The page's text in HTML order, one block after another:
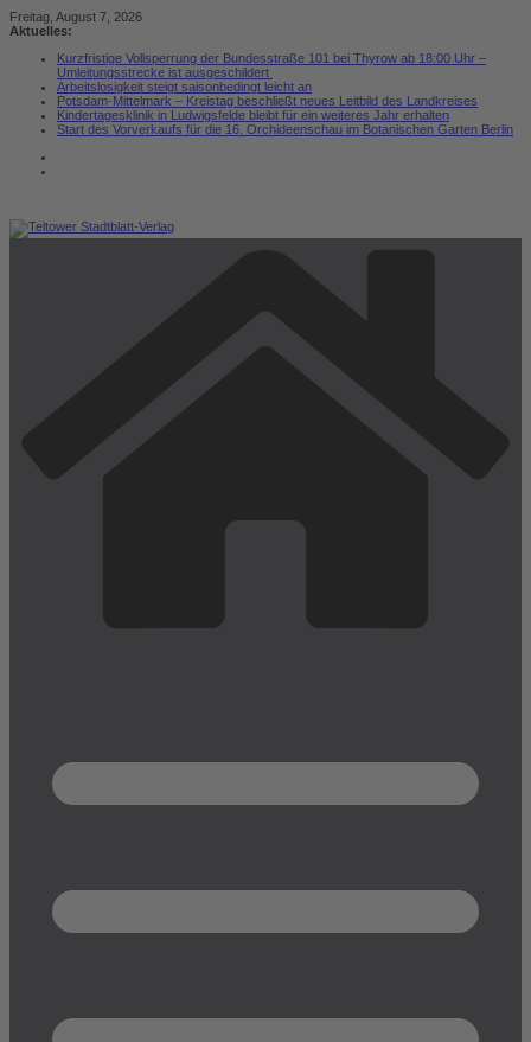
Zum
Inhalt
Freitag, August 7, 2026
Aktuelles:
Kurzfristige Vollsperrung der Bundesstraße 101 bei Thyrow ab 18:00 Uhr –
Umleitungsstrecke ist ausgeschildert
Arbeitslosigkeit steigt saisonbedingt leicht an
Potsdam-Mittelmark – Kreistag beschließt neues Leitbild des Landkreises
Kindertagesklinik in Ludwigsfelde bleibt für ein weiteres Jahr erhalten
Start des Vorverkaufs für die 16. Orchideenschau im Botanischen Garten Berlin